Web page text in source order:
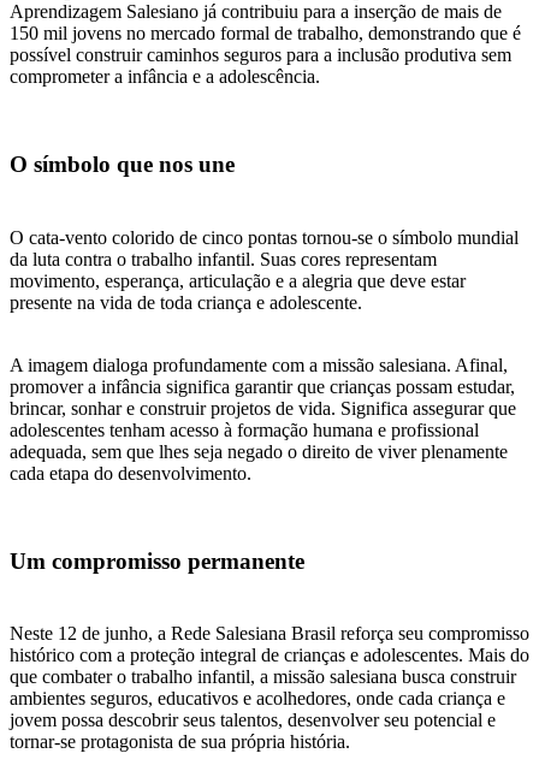
Aprendizagem Salesiano já contribuiu para a inserção de mais de
150 mil jovens no mercado formal de trabalho, demonstrando que é
possível construir caminhos seguros para a inclusão produtiva sem
comprometer a infância e a adolescência.
O símbolo que nos une
O cata-vento colorido de cinco pontas tornou-se o símbolo mundial
da luta contra o trabalho infantil. Suas cores representam
movimento, esperança, articulação e a alegria que deve estar
presente na vida de toda criança e adolescente.
A imagem dialoga profundamente com a missão salesiana. Afinal,
promover a infância significa garantir que crianças possam estudar,
brincar, sonhar e construir projetos de vida. Significa assegurar que
adolescentes tenham acesso à formação humana e profissional
adequada, sem que lhes seja negado o direito de viver plenamente
cada etapa do desenvolvimento.
Um compromisso permanente
Neste 12 de junho, a Rede Salesiana Brasil reforça seu compromisso
histórico com a proteção integral de crianças e adolescentes. Mais do
que combater o trabalho infantil, a missão salesiana busca construir
ambientes seguros, educativos e acolhedores, onde cada criança e
jovem possa descobrir seus talentos, desenvolver seu potencial e
tornar-se protagonista de sua própria história.